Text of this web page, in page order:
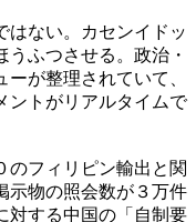
はない。カセンイドッ
うふつさせる。政治・
が整理されていて、
ントがリアルタイムで
のフィリピン輸出と関
示物の照会数が３万件
対する中国の「自制要